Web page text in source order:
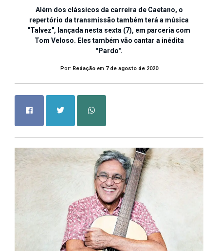
Além dos clássicos da carreira de Caetano, o
repertório da transmissão também terá a música
"Talvez", lançada nesta sexta (7), em parceria com
Tom Veloso. Eles também vão cantar a inédita
"Pardo".
Por: Redaçãoem 7 de agosto de 2020